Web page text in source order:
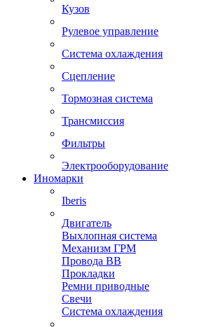
Кузов
Рулевое управление
Система охлаждения
Сцепление
Тормозная система
Трансмиссия
Фильтры
Электрооборудование
Иномарки
Iberis
Двигатель
Выхлопная система
Механизм ГРМ
Провода ВВ
Прокладки
Ремни приводные
Свечи
Система охлаждения